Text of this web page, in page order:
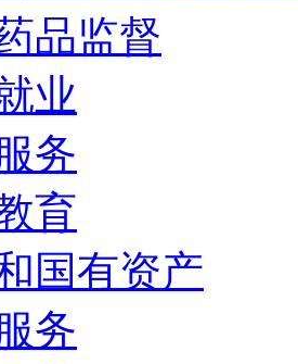
品监督
业
务
育
国有资产
务